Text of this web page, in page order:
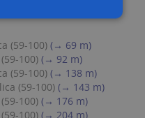
(59-100) (→ 69 m)
100) (→ 92 m)
(59-100) (→ 138 m)
(59-100) (→ 143 m)
100) (→ 176 m)
100) (→ 204 m)
użytkownika i